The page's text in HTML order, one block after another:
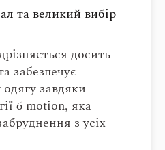
та великий вибір
досить
забезпечує
завдяки
6 motion, яка
з усіх